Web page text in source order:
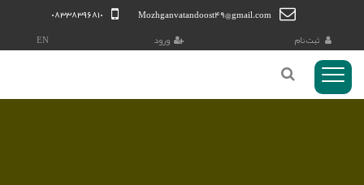
۰۸۳۳۸۳۹۶۸۱۰
Mozhganvatandoost49@gmail.com
ثبت نام
ورود EN
کاربری